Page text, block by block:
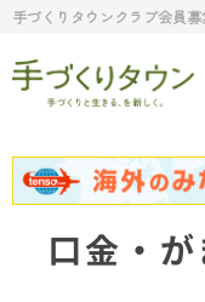
手づくりタウンクラブ会員
口金・